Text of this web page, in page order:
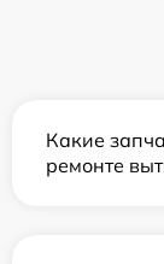
Какие
ремонте